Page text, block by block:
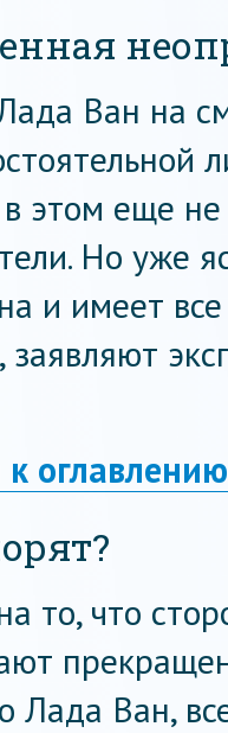
Ван на
этом еще
Но уже
и имеет
заявляют
к оглавлению
то, что
Лада Ван,